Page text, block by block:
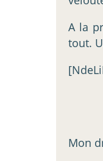
A la
tout.
Mon